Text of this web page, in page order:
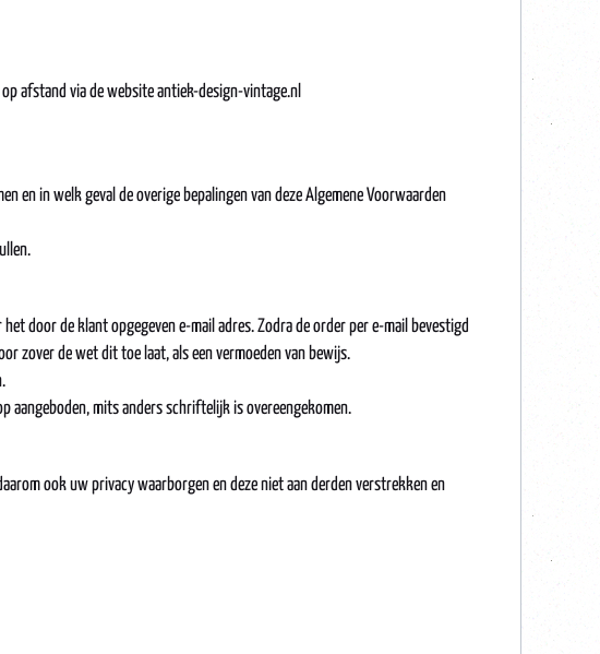
afstand via de website antiek-design-vintage.nl
in welk geval de overige bepalingen van deze Algemene Voorwaarden
door de klant opgegeven e-mail adres. Zodra de order per e-mail bevestigd
zover de wet dit toe laat, als een vermoeden van bewijs.
aangeboden, mits anders schriftelijk is overeengekomen.
ook uw privacy waarborgen en deze niet aan derden verstrekken en